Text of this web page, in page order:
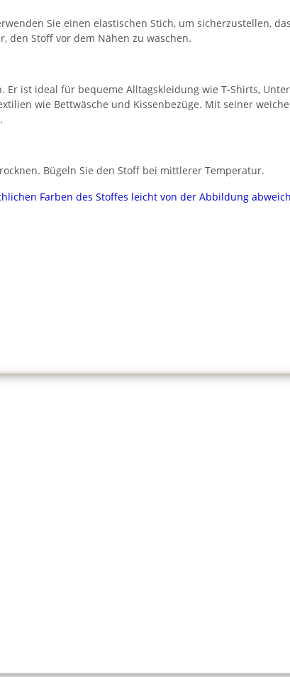
Sie einen elastischen Stich, um sicherzustellen,
den Stoff vor dem Nähen zu waschen.
ist ideal für bequeme Alltagskleidung wie T-Shirts,
wie Bettwäsche und Kissenbezüge. Mit seiner
Bügeln Sie den Stoff bei mittlerer Temperatur.
Farben des Stoffes leicht von der Abbildung